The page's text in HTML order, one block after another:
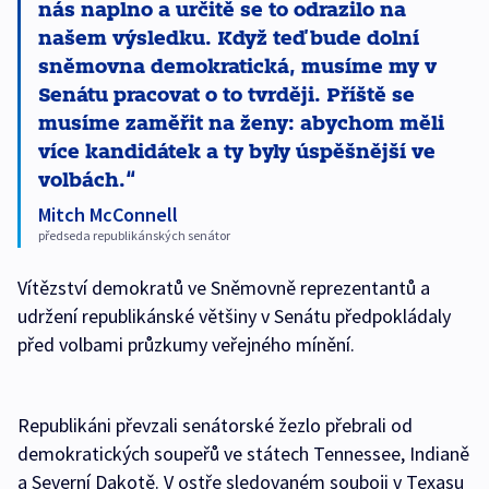
nás naplno a určitě se to odrazilo na
našem výsledku. Když teď bude dolní
sněmovna demokratická, musíme my v
Senátu pracovat o to tvrději. Příště se
musíme zaměřit na ženy: abychom měli
více kandidátek a ty byly úspěšnější ve
volbách.
Mitch McConnell
předseda republikánských senátor
Vítězství demokratů ve Sněmovně reprezentantů a
udržení republikánské většiny v Senátu předpokládaly
před volbami průzkumy veřejného mínění.
Republikáni převzali senátorské žezlo přebrali od
demokratických soupeřů ve státech Tennessee, Indianě
a Severní Dakotě. V ostře sledovaném souboji v Texasu